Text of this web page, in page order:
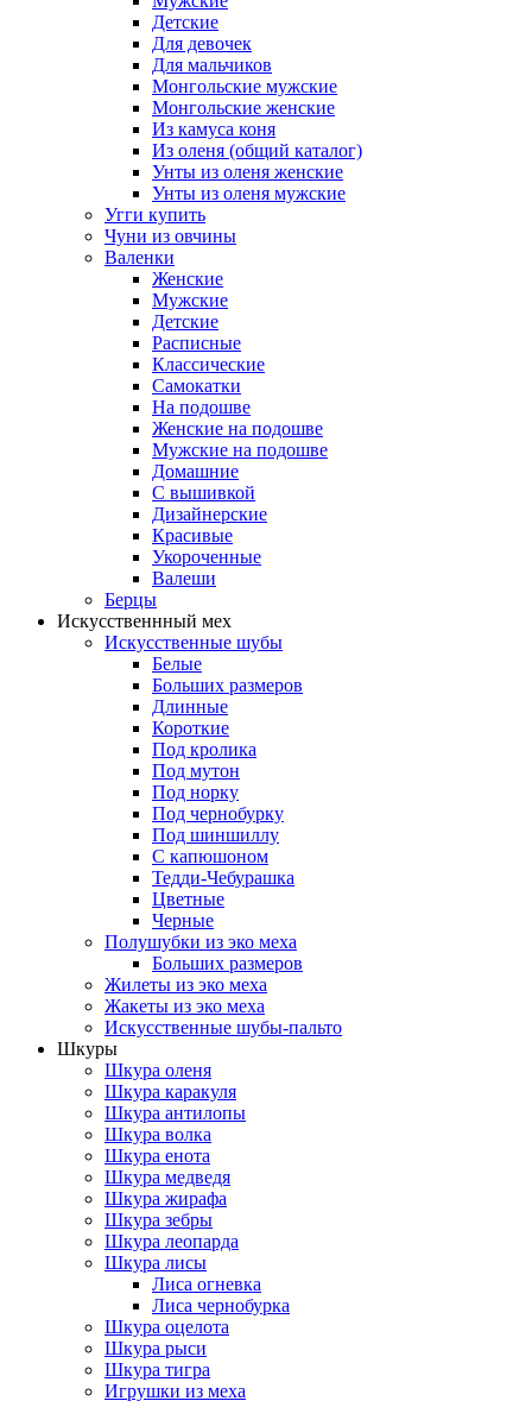
Детские
Для девочек
Для мальчиков
Монгольские мужские
Монгольские женские
Из камуса коня
Из оленя (общий каталог)
Унты из оленя женские
Унты из оленя мужские
Угги купить
Чуни из овчины
Валенки
Женские
Мужские
Детские
Расписные
Классические
Самокатки
На подошве
Женские на подошве
Мужские на подошве
Домашние
С вышивкой
Дизайнерские
Красивые
Укороченные
Валеши
Берцы
Искусственнный мех
Искусственные шубы
Белые
Больших размеров
Длинные
Короткие
Под кролика
Под мутон
Под норку
Под чернобурку
Под шиншиллу
С капюшоном
Тедди-Чебурашка
Цветные
Черные
Полушубки из эко меха
Больших размеров
Жилеты из эко меха
Жакеты из эко меха
Искусственные шубы-пальто
Шкуры
Шкура оленя
Шкура каракуля
Шкура антилопы
Шкура волка
Шкура енота
Шкура медведя
Шкура жирафа
Шкура зебры
Шкура леопарда
Шкура лисы
Лиса огневка
Лиса чернобурка
Шкура оцелота
Шкура рыси
Шкура тигра
Игрушки из меха